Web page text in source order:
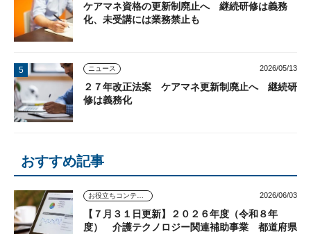
ケアマネ資格の更新制廃止へ 継続研修は義務
化、未受講には業務禁止も
ニュース 2026/05/13
２７年改正法案 ケアマネ更新制廃止へ 継続研
修は義務化
おすすめ記事
2026/06/03
【７月３１日更新】２０２６年度（令和８年
度） 介護テクノロジー関連補助事業 都道府県